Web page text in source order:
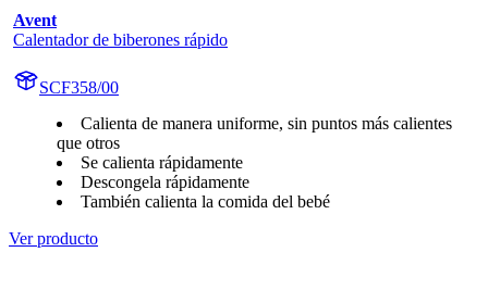
Avent
Calentador de biberones rápido
SCF358/00
Calienta de manera uniforme, sin puntos más calientes
que otros
Se calienta rápidamente
Descongela rápidamente
También calienta la comida del bebé
Ver producto